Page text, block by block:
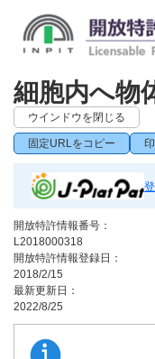
細胞内へ物
ウインドウを閉じる
固定URLをコピー
開放特許情報番号：
L2018000318
開放特許情報登録日：
2018/2/15
最新更新日：
2022/8/25